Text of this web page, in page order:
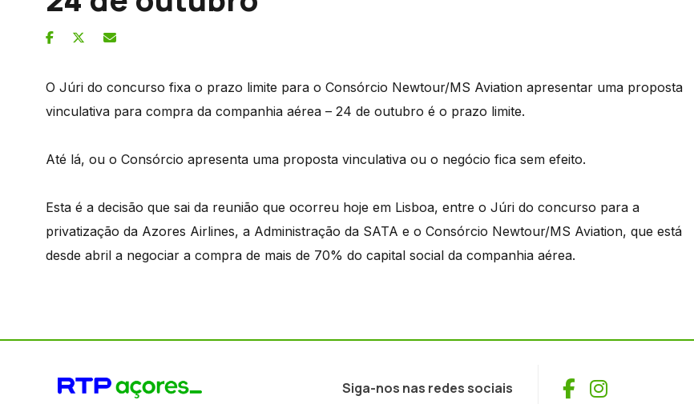
O Júri do concurso fixa o prazo limite para o Consórcio Newtour/MS Aviation apresentar uma proposta
vinculativa para compra da companhia aérea – 24 de outubro é o prazo limite.
Até lá, ou o Consórcio apresenta uma proposta vinculativa ou o negócio fica sem efeito.
Esta é a decisão que sai da reunião que ocorreu hoje em Lisboa, entre o Júri do concurso para a
privatização da Azores Airlines, a Administração da SATA e o Consórcio Newtour/MS Aviation, que está
desde abril a negociar a compra de mais de 70% do capital social da companhia aérea.
Siga-nos nas redes sociais Facebook
Instagram